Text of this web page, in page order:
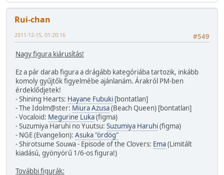
Rui-chan
#549
2011-12-15, 01:20:16
Nagy figura kiárusítás!
Ez a pár darab figura a drágább kategóriába tartozik, inkább
komoly gyűjtők figyelmébe ajánlanám. Árakról PM-ben
érdeklődjetek!
- Shining Hearts: Hayane Fubuki [bontatlan]
- The Idolm@ster: Miura Azusa(Beach Queen) [bontatlan]
- Vocaloid: Megurine Luka(figma)
- Suzumiya Haruhi no Yuutsu: Suzumiya Haruhi(figma)
- NGE (Evangelion): Asuka "ördög"
- Shirotsume Souwa - Episode of the Clovers: Ema(Limitált
kiadású, gyönyörű 1/6-os figura!)
További figurák: